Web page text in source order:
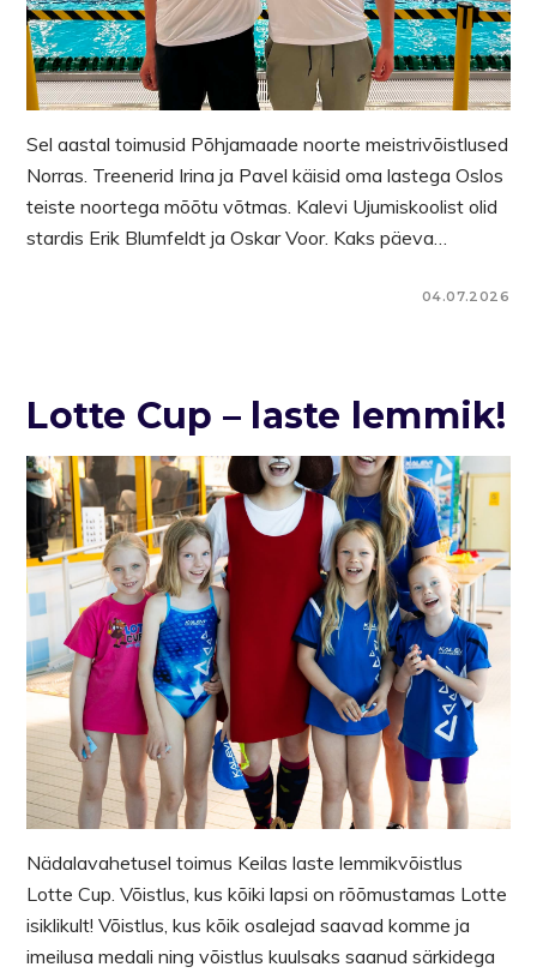
Sel aastal toimusid Põhjamaade noorte meistrivõistlused
Norras. Treenerid Irina ja Pavel käisid oma lastega Oslos
teiste noortega mõõtu võtmas. Kalevi Ujumiskoolist olid
stardis Erik Blumfeldt ja Oskar Voor. Kaks päeva…
04.07.2026
Lotte Cup – laste lemmik!
Nädalavahetusel toimus Keilas laste lemmikvõistlus
Lotte Cup. Võistlus, kus kõiki lapsi on rõõmustamas Lotte
isiklikult! Võistlus, kus kõik osalejad saavad komme ja
imeilusa medali ning võistlus kuulsaks saanud särkidega